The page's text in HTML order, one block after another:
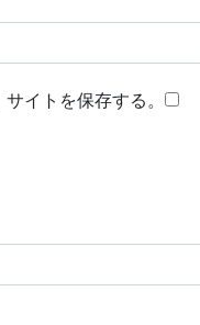
イトを保存する。